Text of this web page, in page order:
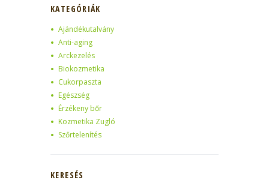
KATEGÓRIÁK
Ajándékutalvány
Anti-aging
Arckezelés
Biokozmetika
Cukorpaszta
Egészség
Érzékeny bőr
Kozmetika Zugló
Szőrtelenítés
KERESÉS